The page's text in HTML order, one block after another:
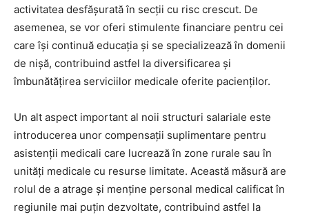
activitatea desfășurată în secții cu risc crescut. De
asemenea, se vor oferi stimulente financiare pentru cei
care își continuă educația și se specializează în domenii
de nișă, contribuind astfel la diversificarea și
îmbunătățirea serviciilor medicale oferite pacienților.
Un alt aspect important al noii structuri salariale este
introducerea unor compensații suplimentare pentru
asistenții medicali care lucrează în zone rurale sau în
unități medicale cu resurse limitate. Această măsură are
rolul de a atrage și menține personal medical calificat în
regiunile mai puțin dezvoltate, contribuind astfel la